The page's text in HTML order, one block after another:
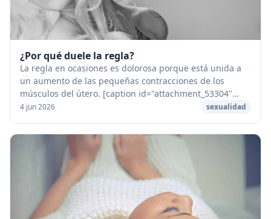
¿Por qué duele la regla?
La regla en ocasiones es dolorosa porque está unida a
un aumento de las pequeñas contracciones de los
músculos del útero. [caption id="attachment_53304"
align="aligncenter" width="1280"] Por que duele...
4 jun 2026 sexualidad